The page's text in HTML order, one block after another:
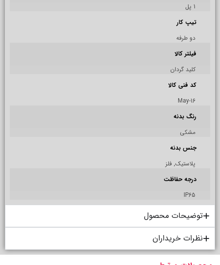
1 پل
تیپ کار
دو طرفه
فیلتر کالا
کلید گردان
کد فنی کالا
16-May
رنگ بدنه
مشکی
جنس بدنه
پلاستيک, فلز
درجه حفاظت
IP65
توضیحات محصول
نظرات خریداران